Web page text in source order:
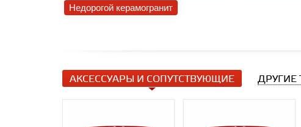
Недорогой керамогранит
АКСЕССУАРЫ И СОПУТСТВУЮЩИЕ ДРУГИЕ